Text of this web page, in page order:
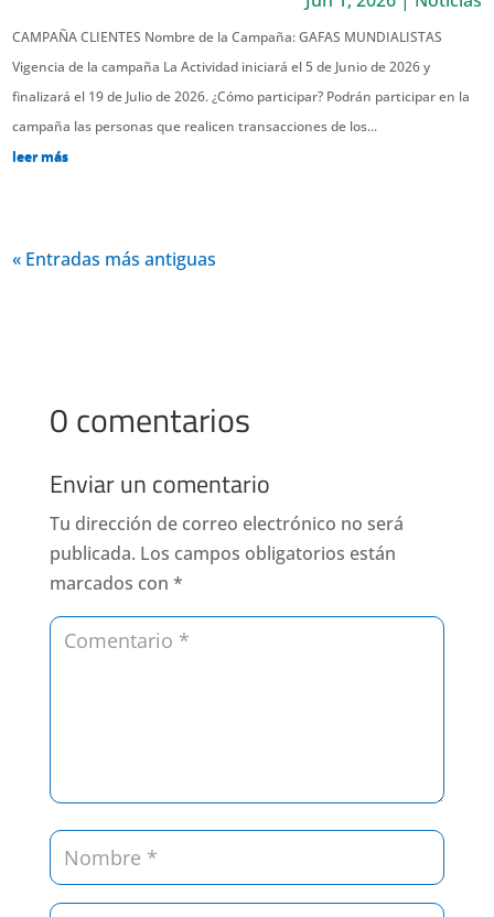
CAMPAÑA CLIENTES Nombre de la Campaña: GAFAS MUNDIALISTAS
Vigencia de la campaña La Actividad iniciará el 5 de Junio de 2026 y
finalizará el 19 de Julio de 2026. ¿Cómo participar? Podrán participar en la
campaña las personas que realicen transacciones de los...
leer más
« Entradas más antiguas
0 comentarios
Enviar un comentario
Tu dirección de correo electrónico no será
publicada. Los campos obligatorios están
marcados con *